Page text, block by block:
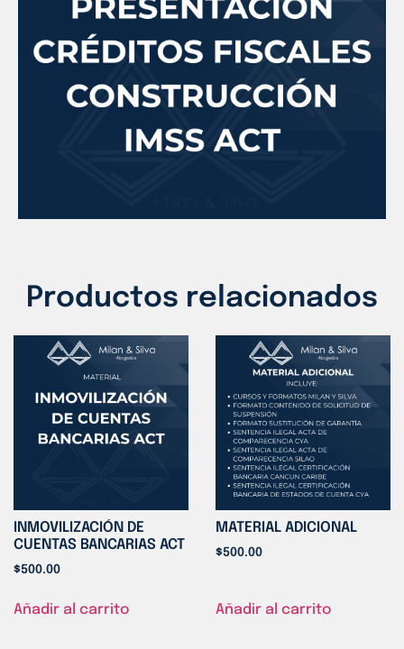
Productos relacionados
INMOVILIZACIÓN DE
CUENTAS BANCARIAS ACT
$500.00
Añadir al carrito
MATERIAL ADICIONAL
$500.00
Añadir al carrito